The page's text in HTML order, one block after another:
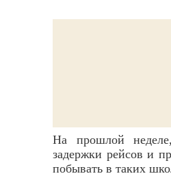
На прошлой
задержки рейсов и
побывать в таких